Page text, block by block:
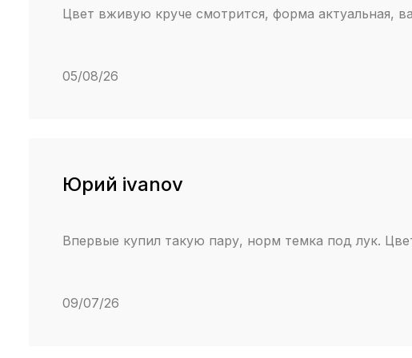
Цвет вживую круче смотрится, форма актуальная,
05/08/26
Юрий ivanov
Впервые купил такую пару, норм темка под лук.
09/07/26